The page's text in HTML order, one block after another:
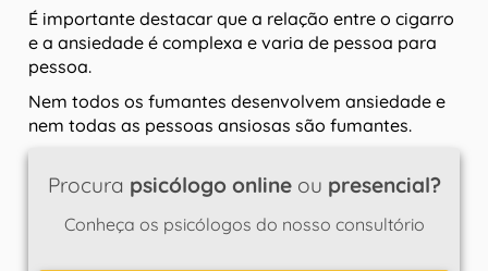
É importante destacar que a relação entre o cigarro
e a ansiedade é complexa e varia de pessoa para
pessoa.
Nem todos os fumantes desenvolvem ansiedade e
nem todas as pessoas ansiosas são fumantes.
Procura psicólogo onlineou presencial?
Conheça os psicólogos do nosso consultório